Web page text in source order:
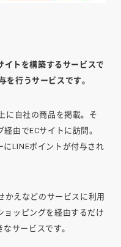
イトを構築するサービスで
を行うサービスです。
に自社の商品を掲載。そ
由でECサイトに訪問。
LINEポイントが付与され
かえなどのサービスに利用
ョッピングを経由するだけ
サービスです。